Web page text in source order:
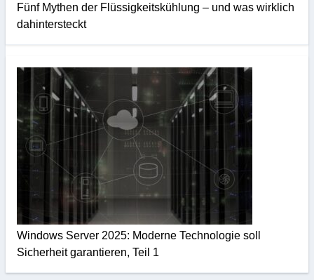
Fünf Mythen der Flüssigkeitskühlung – und was wirklich
dahintersteckt
Windows Server 2025: Moderne Technologie soll
Sicherheit garantieren, Teil 1